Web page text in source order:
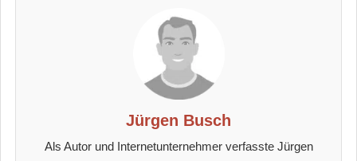
Jürgen Busch
Als Autor und Internetunternehmer verfasste Jürgen